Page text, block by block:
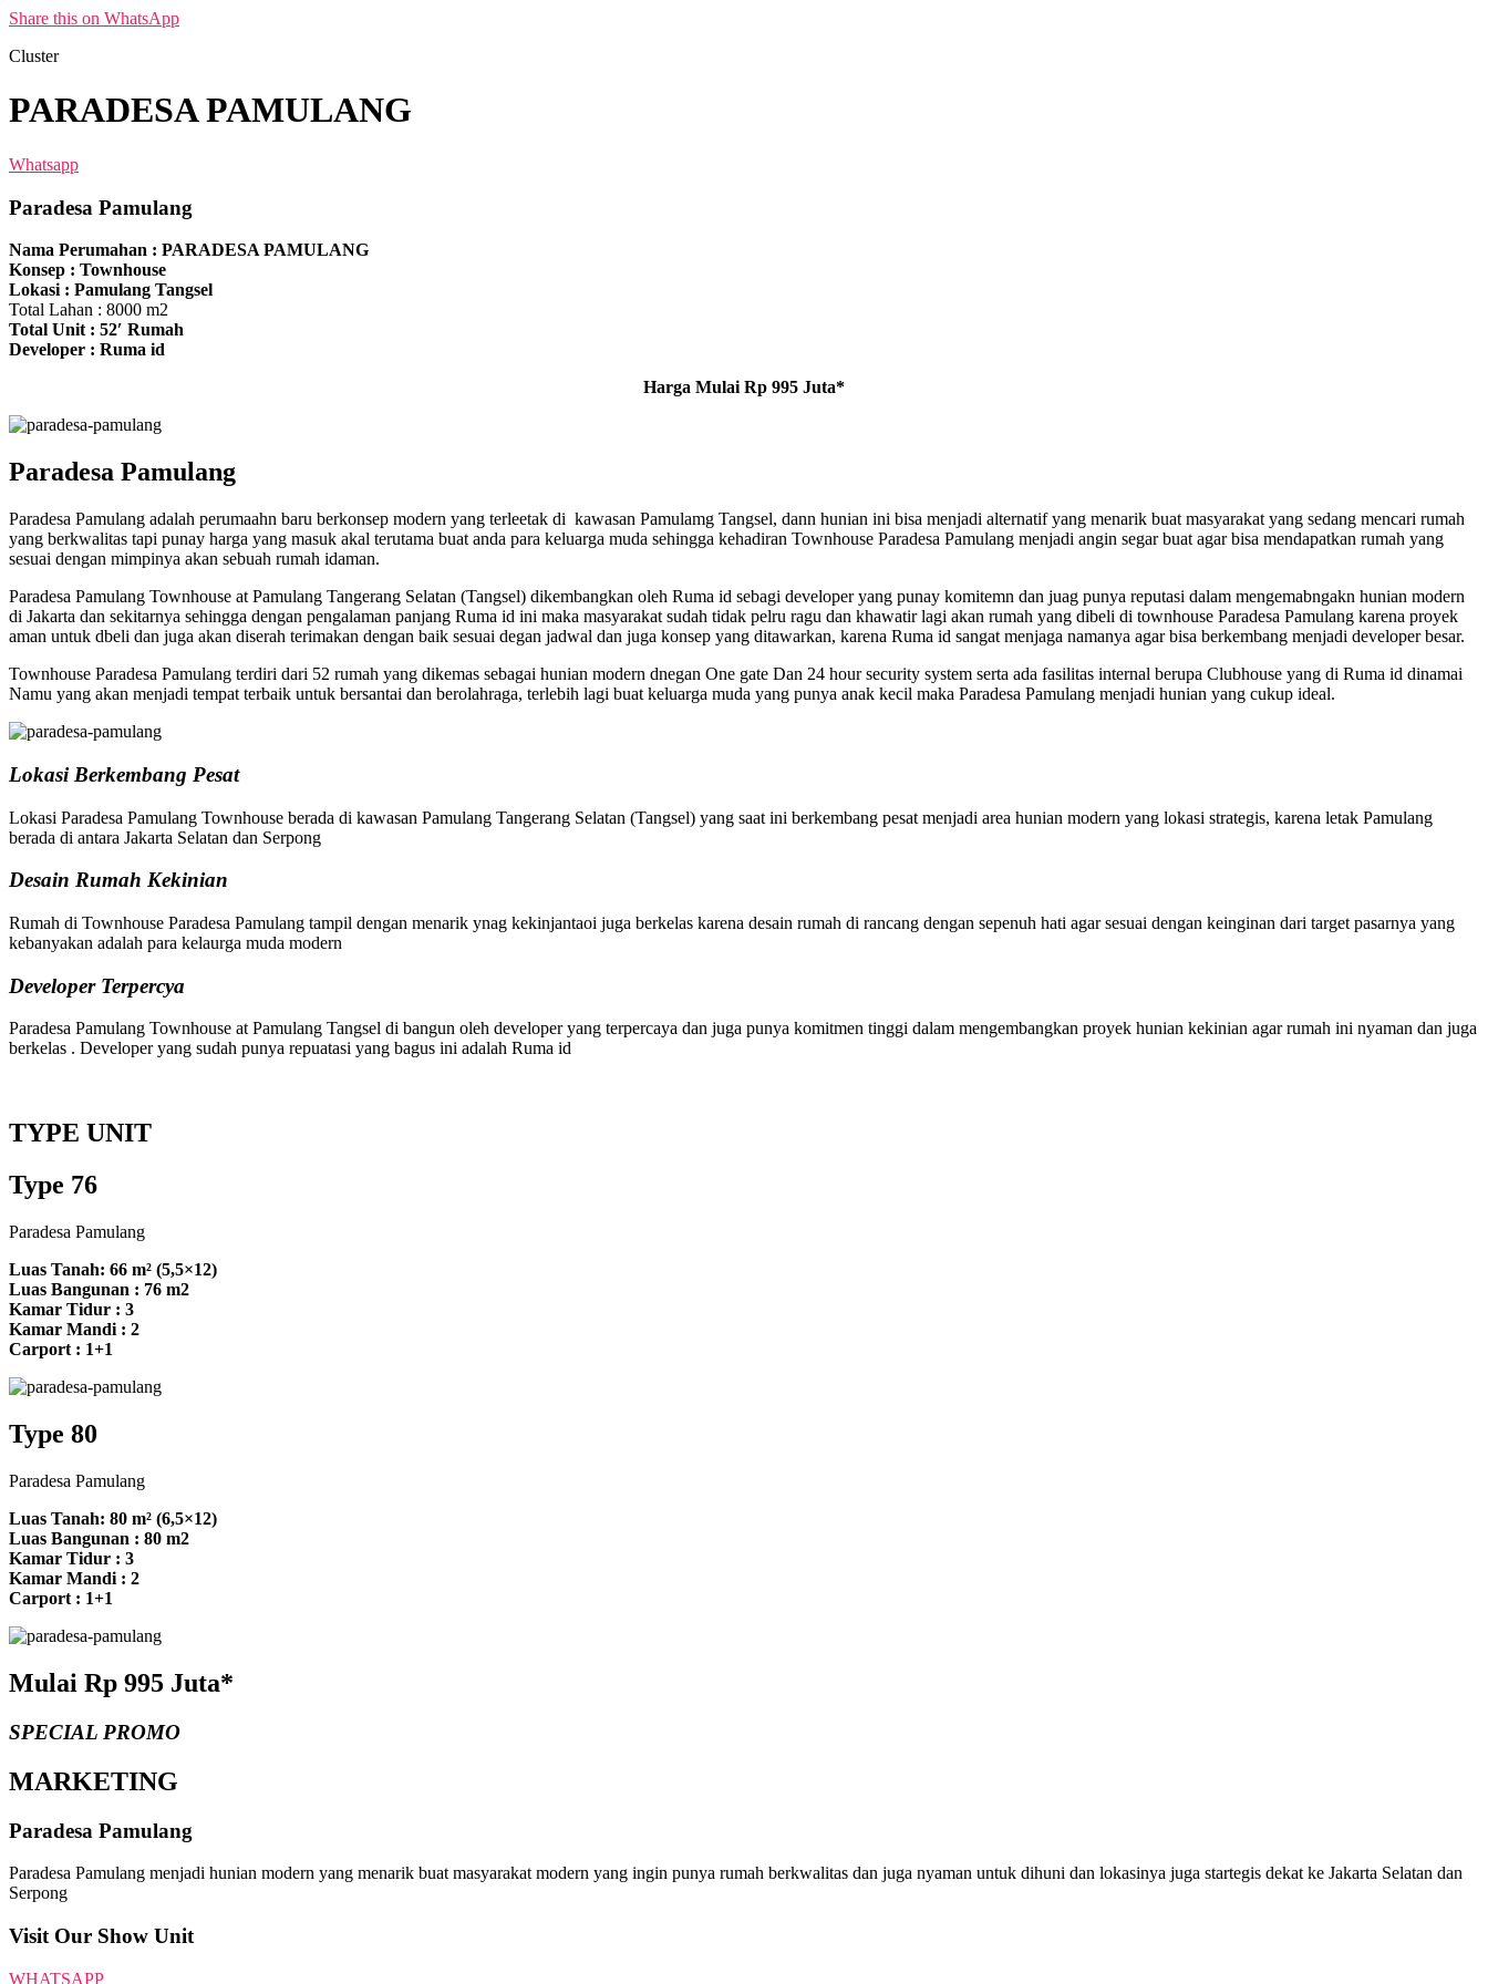
Share this on WhatsApp
Cluster
PARADESA PAMULANG
Whatsapp
Paradesa Pamulang
Nama Perumahan : PARADESA PAMULANG
Konsep : Townhouse
Lokasi : Pamulang Tangsel
Total Lahan : 8000 m2
Total Unit : 52′ Rumah
Developer : Ruma id
Harga Mulai Rp 995 Juta*
Paradesa Pamulang
Paradesa Pamulang adalah perumaahn baru berkonsep modern yang terleetak di kawasan Pamulamg Tangsel, dann hunian ini bisa menjadi alternatif yang menarik buat masyarakat yang sedang mencari rumah
yang berkwalitas tapi punay harga yang masuk akal terutama buat anda para keluarga muda sehingga kehadiran Townhouse Paradesa Pamulang menjadi angin segar buat agar bisa mendapatkan rumah yang
sesuai dengan mimpinya akan sebuah rumah idaman.
Paradesa Pamulang Townhouse at Pamulang Tangerang Selatan (Tangsel) dikembangkan oleh Ruma id sebagi developer yang punay komitemn dan juag punya reputasi dalam mengemabngakn hunian modern
di Jakarta dan sekitarnya sehingga dengan pengalaman panjang Ruma id ini maka masyarakat sudah tidak pelru ragu dan khawatir lagi akan rumah yang dibeli di townhouse Paradesa Pamulang karena proyek
aman untuk dbeli dan juga akan diserah terimakan dengan baik sesuai degan jadwal dan juga konsep yang ditawarkan, karena Ruma id sangat menjaga namanya agar bisa berkembang menjadi developer besar.
Townhouse Paradesa Pamulang terdiri dari 52 rumah yang dikemas sebagai hunian modern dnegan One gate Dan 24 hour security system serta ada fasilitas internal berupa Clubhouse yang di Ruma id dinamai
Namu yang akan menjadi tempat terbaik untuk bersantai dan berolahraga, terlebih lagi buat keluarga muda yang punya anak kecil maka Paradesa Pamulang menjadi hunian yang cukup ideal.
Lokasi Berkembang Pesat
Lokasi Paradesa Pamulang Townhouse berada di kawasan Pamulang Tangerang Selatan (Tangsel) yang saat ini berkembang pesat menjadi area hunian modern yang lokasi strategis, karena letak Pamulang
berada di antara Jakarta Selatan dan Serpong
Desain Rumah Kekinian
Rumah di Townhouse Paradesa Pamulang tampil dengan menarik ynag kekinjantaoi juga berkelas karena desain rumah di rancang dengan sepenuh hati agar sesuai dengan keinginan dari target pasarnya yang
kebanyakan adalah para kelaurga muda modern
Developer Terpercya
Paradesa Pamulang Townhouse at Pamulang Tangsel di bangun oleh developer yang terpercaya dan juga punya komitmen tinggi dalam mengembangkan proyek hunian kekinian agar rumah ini nyaman dan juga
berkelas . Developer yang sudah punya repuatasi yang bagus ini adalah Ruma id
TYPE UNIT
Type 76
Paradesa Pamulang
Luas Tanah: 66 m² (5,5×12)
Luas Bangunan : 76 m2
Kamar Tidur : 3
Kamar Mandi : 2
Carport : 1+1
Type 80
Paradesa Pamulang
Luas Tanah: 80 m² (6,5×12)
Luas Bangunan : 80 m2
Kamar Tidur : 3
Kamar Mandi : 2
Carport : 1+1
Mulai Rp 995 Juta*
SPECIAL PROMO
MARKETING
Paradesa Pamulang
Paradesa Pamulang menjadi hunian modern yang menarik buat masyarakat modern yang ingin punya rumah berkwalitas dan juga nyaman untuk dihuni dan lokasinya juga startegis dekat ke Jakarta Selatan dan
Serpong
Visit Our Show Unit
WHATSAPP